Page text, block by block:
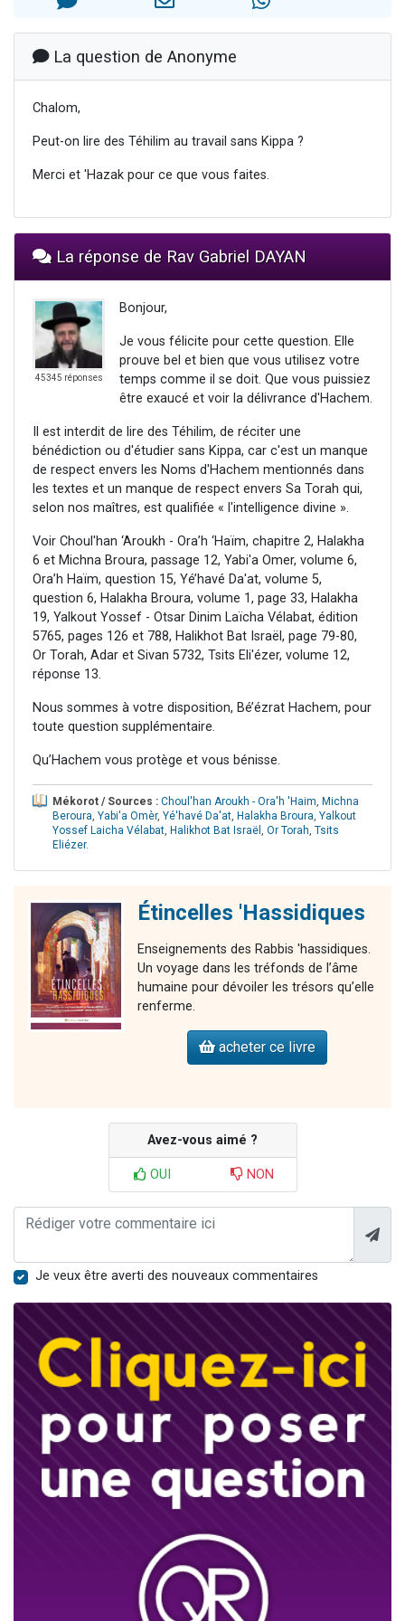
Ariel vient de donner son Maasser
La question de Anonyme
Chalom,
Peut-on lire des Téhilim au travail sans Kippa ?
Merci et 'Hazak pour ce que vous faites.
La réponse de Rav Gabriel DAYAN
45345 réponses
Bonjour,
Je vous félicite pour cette question. Elle
prouve bel et bien que vous utilisez votre
temps comme il se doit. Que vous puissiez
être exaucé et voir la délivrance d'Hachem.
Il est interdit de lire des Téhilim, de réciter une
bénédiction ou d'étudier sans Kippa, car c'est un manque
de respect envers les Noms d'Hachem mentionnés dans
les textes et un manque de respect envers Sa Torah qui,
selon nos maîtres, est qualifiée « l'intelligence divine ».
Voir Choul'han ‘Aroukh - Ora’h ‘Haïm, chapitre 2, Halakha
6 et Michna Broura, passage 12, Yabi'a Omer, volume 6,
Ora’h Haïm, question 15, Yé’havé Da'at, volume 5,
question 6, Halakha Broura, volume 1, page 33, Halakha
19, Yalkout Yossef - Otsar Dinim Laïcha Vélabat, édition
5765, pages 126 et 788, Halikhot Bat Israël, page 79-80,
Or Torah, Adar et Sivan 5732, Tsits Eli'ézer, volume 12,
réponse 13.
Nous sommes à votre disposition, Bé’ézrat Hachem, pour
toute question supplémentaire.
Qu’Hachem vous protège et vous bénisse.
Mékorot / Sources : Choul'han Aroukh - Ora'h 'Haim, Michna
Beroura, Yabi'a Omèr, Yé'havé Da'at, Halakha Broura, Yalkout
Yossef Laicha Vélabat, Halikhot Bat Israël , Or Torah, Tsits
Eliézer.
Étincelles 'Hassidiques
Enseignements des Rabbis 'hassidiques.
Un voyage dans les tréfonds de l’âme
humaine pour dévoiler les trésors qu’elle
renferme.
acheter ce livre
Avez-vous aimé ?
OUI NON
Je veux être averti des nouveaux commentaires